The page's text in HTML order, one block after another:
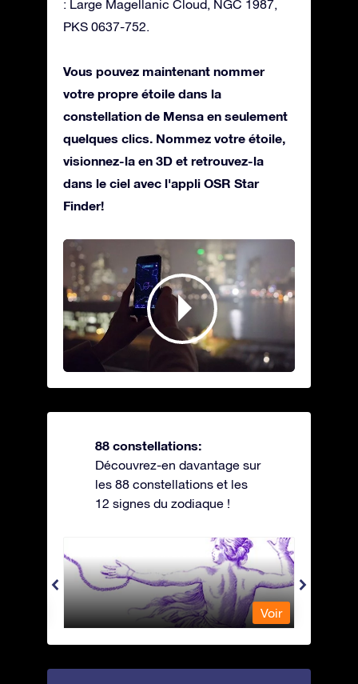
: Large Magellanic Cloud, NGC 1987,
PKS 0637-752.
Vous pouvez maintenant nommer
votre propre étoile dans la
constellation de Mensa en seulement
quelques clics. Nommez votre étoile,
visionnez-la en 3D et retrouvez-la
dans le ciel avec l'appli OSR Star
Finder!
88 constellations:
Découvrez-en davantage sur
les 88 constellations et les
12 signes du zodiaque !
Andromeda - Andromède
Voir